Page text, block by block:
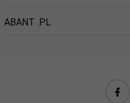
ABANT .PL